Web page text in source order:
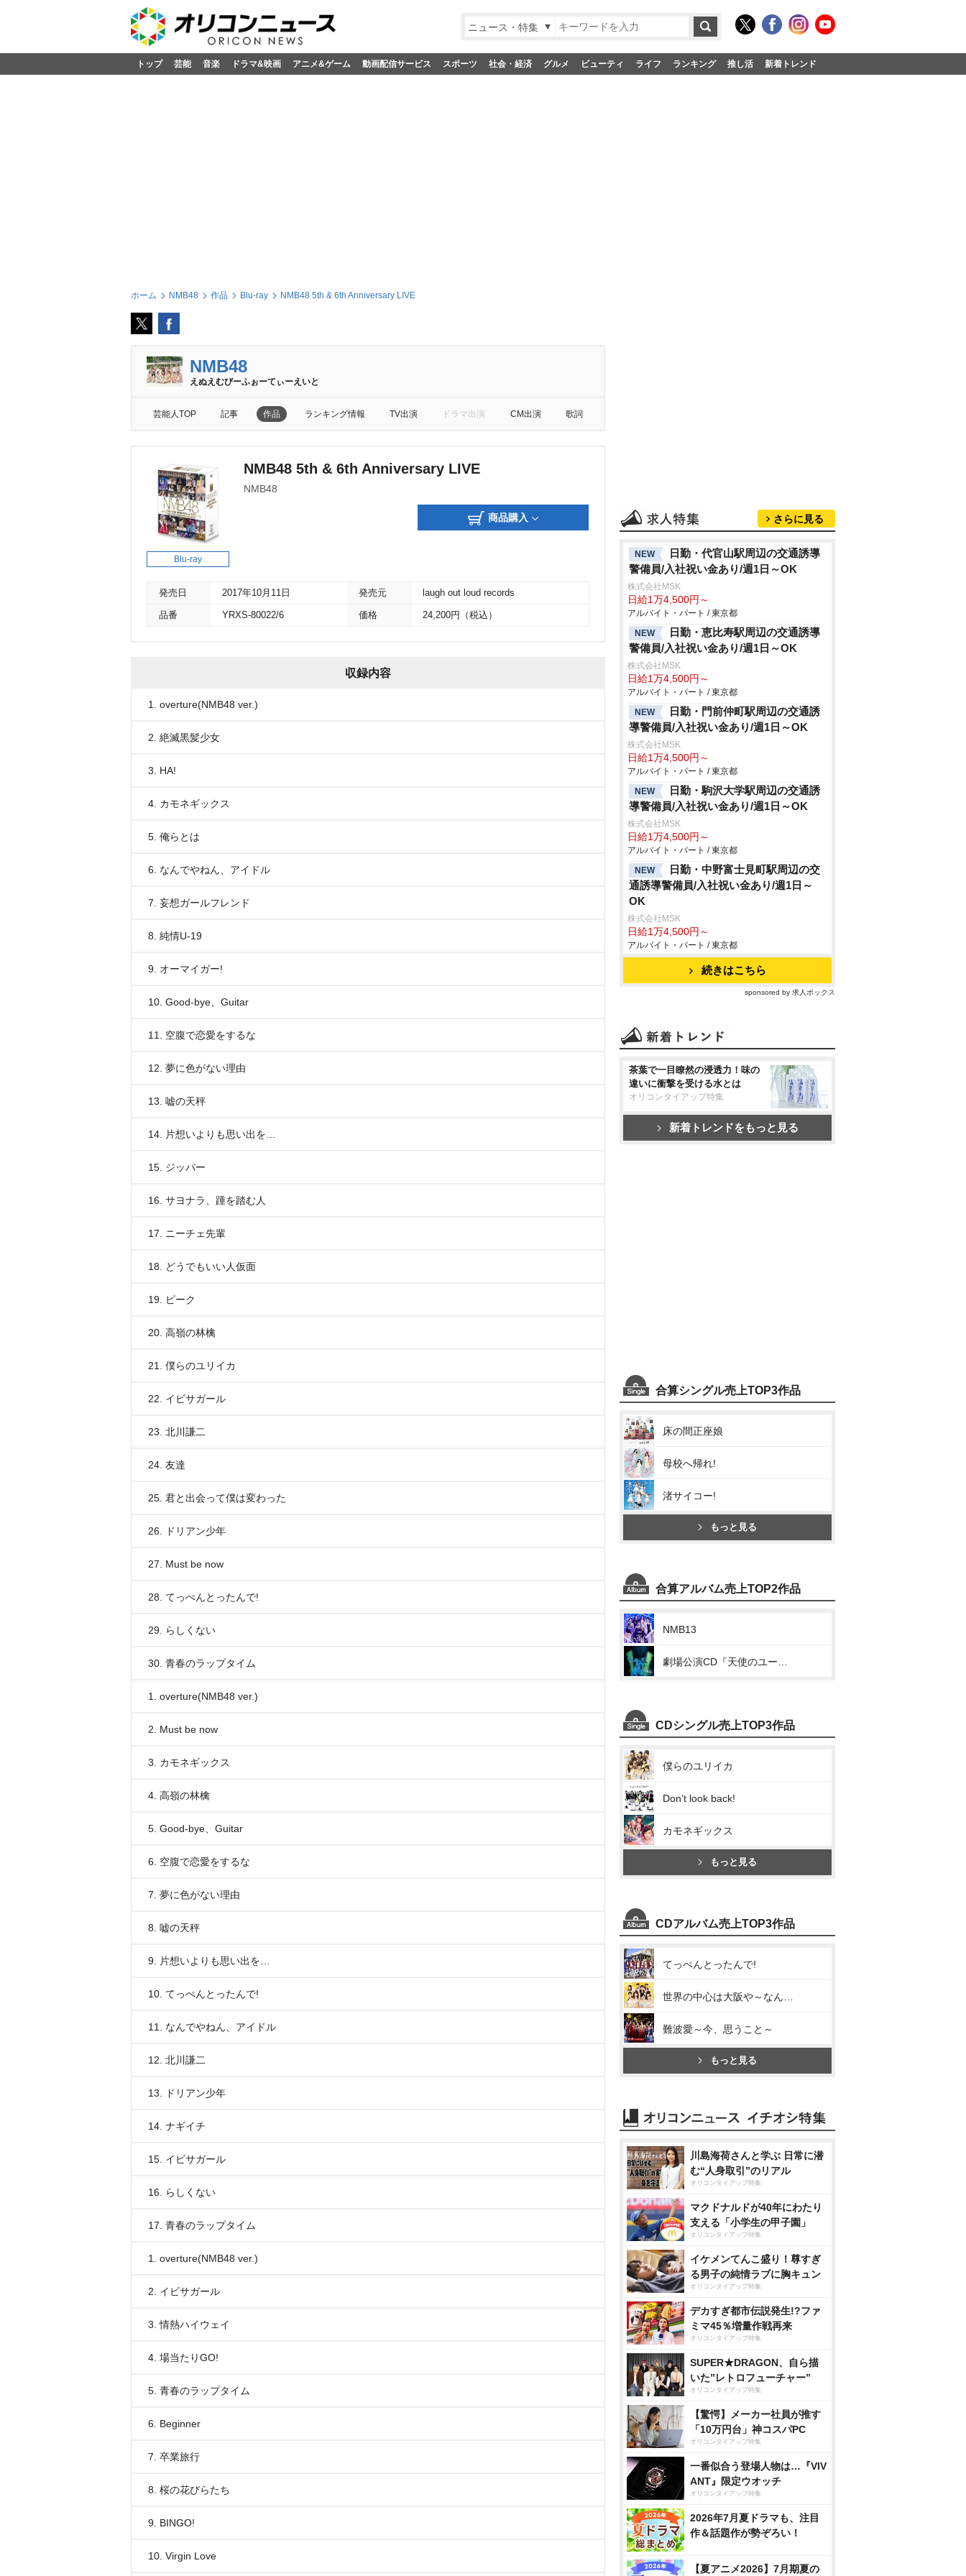
ニュース・特集
トップ 芸能 音楽 ドラマ&映画 アニメ&ゲーム 動画配信サービス スポーツ 社会・経済 グルメ ビューティ ライフ ランキング 推し活 新着トレンド
ホーム NMB48 作品 Blu-ray NMB48 5th & 6th Anniversary LIVE
NMB48
えぬえむびーふぉーてぃーえいと
芸能人TOP 記事 作品 ランキング情報 TV出演 ドラマ出演 CM出演 歌詞
Blu-ray
NMB48 5th & 6th Anniversary LIVE
NMB48
商品購入
発売日 2017年10月11日 発売元 laugh out loud records
品番 YRXS-80022/6 価格 24,200円（税込）
収録内容
1. overture(NMB48 ver.)
2. 絶滅黒髪少女
3. HA!
4. カモネギックス
5. 俺らとは
6. なんでやねん、アイドル
7. 妄想ガールフレンド
8. 純情U-19
9. オーマイガー!
10. Good-bye、Guitar
11. 空腹で恋愛をするな
12. 夢に色がない理由
13. 嘘の天秤
14. 片想いよりも思い出を…
15. ジッパー
16. サヨナラ、踵を踏む人
17. ニーチェ先輩
18. どうでもいい人仮面
19. ピーク
20. 高嶺の林檎
21. 僕らのユリイカ
22. イビサガール
23. 北川謙二
24. 友達
25. 君と出会って僕は変わった
26. ドリアン少年
27. Must be now
28. てっぺんとったんで!
29. らしくない
30. 青春のラップタイム
1. overture(NMB48 ver.)
2. Must be now
3. カモネギックス
4. 高嶺の林檎
5. Good-bye、Guitar
6. 空腹で恋愛をするな
7. 夢に色がない理由
8. 嘘の天秤
9. 片想いよりも思い出を…
10. てっぺんとったんで!
11. なんでやねん、アイドル
12. 北川謙二
13. ドリアン少年
14. ナギイチ
15. イビサガール
16. らしくない
17. 青春のラップタイム
1. overture(NMB48 ver.)
2. イビサガール
3. 情熱ハイウェイ
4. 場当たりGO!
5. 青春のラップタイム
6. Beginner
7. 卒業旅行
8. 桜の花びらたち
9. BINGO!
10. Virgin Love
さらに見る
NEW
日勤・代官山駅周辺の交通誘導
警備員/入社祝い金あり/週1日～OK
株式会社MSK
日給1万4,500円～
アルバイト・パート / 東京都
NEW
日勤・恵比寿駅周辺の交通誘導
警備員/入社祝い金あり/週1日～OK
株式会社MSK
日給1万4,500円～
アルバイト・パート / 東京都
NEW
日勤・門前仲町駅周辺の交通誘
導警備員/入社祝い金あり/週1日～OK
株式会社MSK
日給1万4,500円～
アルバイト・パート / 東京都
NEW
日勤・駒沢大学駅周辺の交通誘
導警備員/入社祝い金あり/週1日～OK
株式会社MSK
日給1万4,500円～
アルバイト・パート / 東京都
NEW
日勤・中野富士見町駅周辺の交
通誘導警備員/入社祝い金あり/週1日～
OK
株式会社MSK
日給1万4,500円～
アルバイト・パート / 東京都
続きはこちら
sponsored by 求人ボックス
茶葉で一目瞭然の浸透力！味の
違いに衝撃を受ける水とは
オリコンタイアップ特集
新着トレンドをもっと見る
合算シングル売上TOP3作品
床の間正座娘
母校へ帰れ!
渚サイコー!
もっと見る
合算アルバム売上TOP2作品
NMB13
CDシングル売上TOP3作品
僕らのユリイカ
Don’t look back!
カモネギックス
もっと見る
CDアルバム売上TOP3作品
てっぺんとったんで!
難波愛～今、思うこと～
もっと見る
川島海荷さんと学ぶ 日常に潜
む“人身取引”のリアル
オリコンタイアップ特集
マクドナルドが40年にわたり
支える「小学生の甲子園」
オリコンタイアップ特集
イケメンてんこ盛り！尊すぎ
る男子の純情ラブに胸キュン
オリコンタイアップ特集
デカすぎ都市伝説発生!?ファ
ミマ45％増量作戦再来
オリコンタイアップ特集
SUPER★DRAGON、自ら描
いた”レトロフューチャー”
オリコンタイアップ特集
【驚愕】メーカー社員が推す
「10万円台」神コスパPC
オリコンタイアップ特集
一番似合う登場人物は…『VIV
ANT』限定ウオッチ
オリコンタイアップ特集
2026年7月夏ドラマも、注目
作＆話題作が勢ぞろい！
【夏アニメ2026】7月期夏の